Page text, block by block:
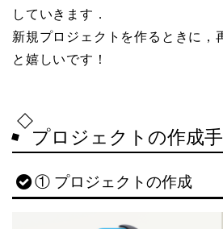
していきます．
新規プロジェクトを作るときに，
と嬉しいです！
プロジェクトの作成
① プロジェクトの作成